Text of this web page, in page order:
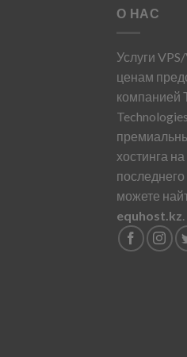
О НАС
Услуги
ценам
компанией
хостинга
можете
equhost.kz